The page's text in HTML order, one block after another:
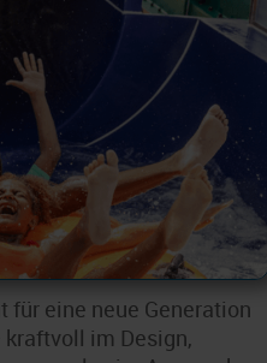
für eine neue Generation
im Design,